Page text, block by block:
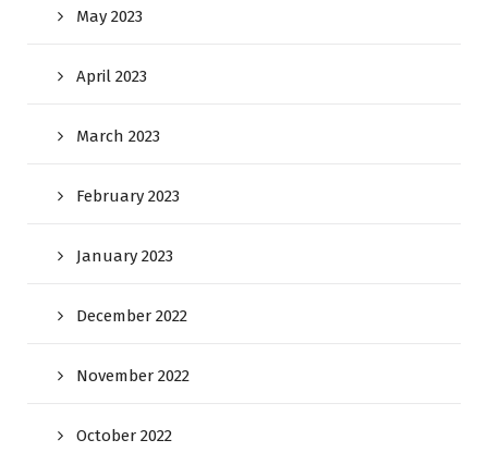
May 2023
April 2023
March 2023
February 2023
January 2023
December 2022
November 2022
October 2022